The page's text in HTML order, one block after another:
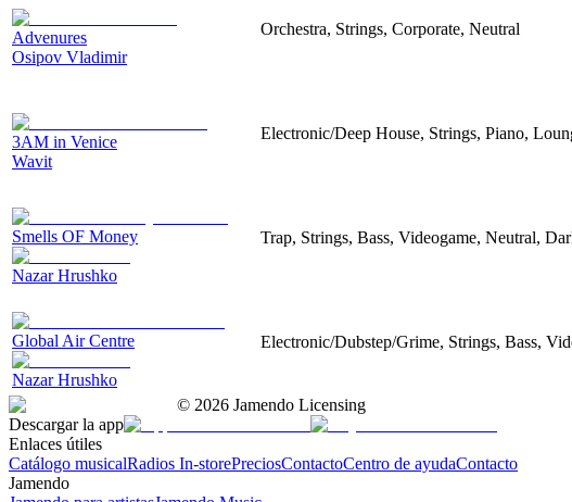
Advenures
Osipov Vladimir
Orchestra, Strings, Corporate, Neutral
3AM in Venice
Wavit
Electronic/Deep House, Strings, Piano,
Smells OF Money
Nazar Hrushko
Trap, Strings, Bass, Videogame, Neutral,
Global Air Centre
Nazar Hrushko
Electronic/Dubstep/Grime, Strings, Bass,
© 2026 Jamendo Licensing
Descargar la app
Enlaces útiles
Catálogo musicalRadios In-storePreciosContactoCentro de ayudaContacto
Jamendo